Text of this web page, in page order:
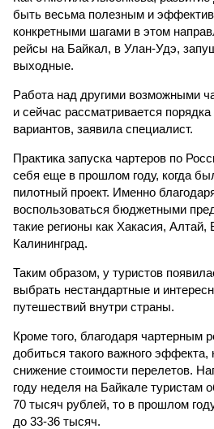
быть весьма полезным и
конкретными шагами в этом
рейсы на Байкал, в Улан-Удэ,
выходные.
Работа над другими возможными
и сейчас рассматривается
вариантов, заявила специалист.
Практика запуска чартеров по
себя еще в прошлом году, когда
пилотный проект. Именно
воспользоваться бюджетными
такие регионы как Хакасия,
Калининград.
Таким образом, у туристов
выбрать нестандартные и
путешествий внутри страны.
Кроме того, благодаря чартерным
добиться такого важного эффекта,
снижение стоимости перелетов.
году неделя на Байкале туристам
70 тысяч рублей, то в прошлом
до 33-36 тысяч.